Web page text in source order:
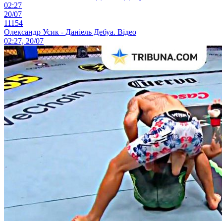
02:27
20/07
11154
Олександр Усик - Даніель Дебуа. Відео
02:27, 20/07